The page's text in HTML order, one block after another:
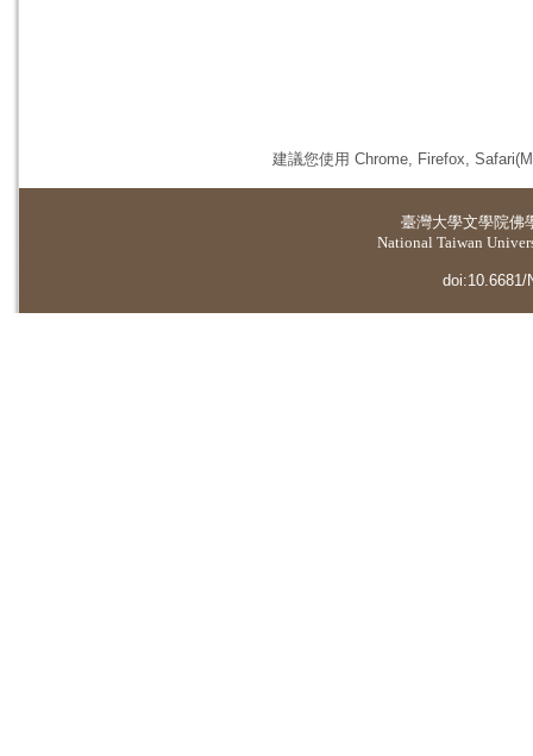
建議您使用 Chrome, Firefox,
臺灣大學文學院佛
National Taiwan
doi:10.6681/